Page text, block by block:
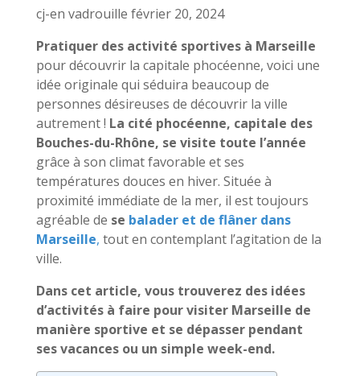
cj-en vadrouille février 20, 2024
Pratiquer des activité sportives à Marseille
pour découvrir la capitale phocéenne, voici une
idée originale qui séduira beaucoup de
personnes désireuses de découvrir la ville
autrement ! La cité phocéenne, capitale des
Bouches-du-Rhône, se visite toute l’année
grâce à son climat favorable et ses
températures douces en hiver. Située à
proximité immédiate de la mer, il est toujours
agréable de se balader et de flâner dans
Marseille, tout en contemplant l’agitation de la
ville.
Dans cet article, vous trouverez des idées
d’activités à faire pour visiter Marseille de
manière sportive et se dépasser pendant
ses vacances ou un simple week-end.